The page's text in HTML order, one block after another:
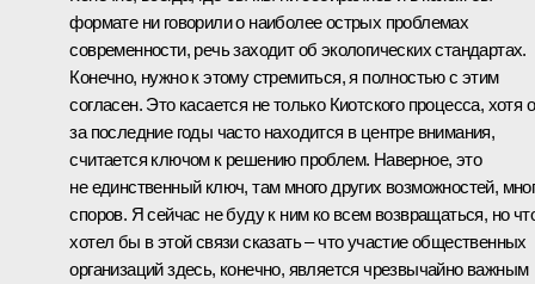
формате ни говорили о наиболее острых проблемах
современности, речь заходит об экологических стандартах.
Конечно, нужно к этому стремиться, я полностью с этим
согласен. Это касается не только Киотского процесса, хотя
за последние годы часто находится в центре внимания,
считается ключом к решению проблем. Наверное, это
не единственный ключ, там много других возможностей,
споров. Я сейчас не буду к ним ко всем возвращаться, но
хотел бы в этой связи сказать – что участие общественных
организаций здесь, конечно, является чрезвычайно важным